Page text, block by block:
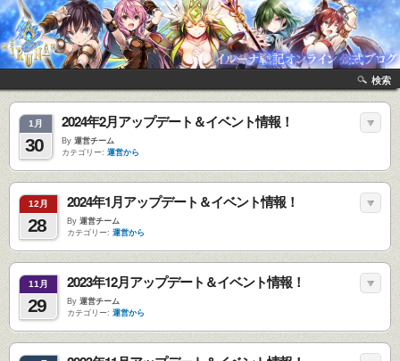
検索
1月
30
2024年2月アップデート＆イベント情報！
By 運営チーム
カテゴリー: 運営から
12月
28
2024年1月アップデート＆イベント情報！
By 運営チーム
カテゴリー: 運営から
11月
29
2023年12月アップデート＆イベント情報！
By 運営チーム
カテゴリー: 運営から